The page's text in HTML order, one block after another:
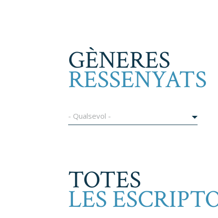
GÈNERES
RESSENYATS
- Qualsevol -
TOTES
LES